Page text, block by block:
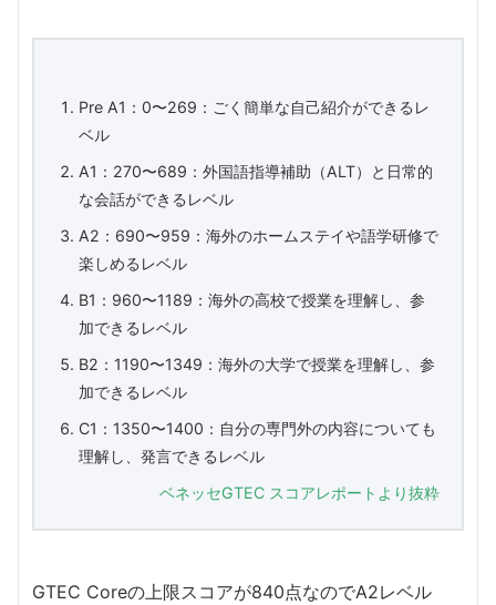
Pre A1：0〜269：ごく簡単な自己紹介ができるレ
ベル
A1：270〜689：外国語指導補助（ALT）と日常的
な会話ができるレベル
A2：690〜959：海外のホームステイや語学研修で
楽しめるレベル
B1：960〜1189：海外の高校で授業を理解し、参
加できるレベル
B2：1190〜1349：海外の大学で授業を理解し、参
加できるレベル
C1：1350〜1400：自分の専門外の内容についても
理解し、発言できるレベル
ベネッセGTEC スコアレポートより抜粋
GTEC Coreの上限スコアが840点なのでA2レベル